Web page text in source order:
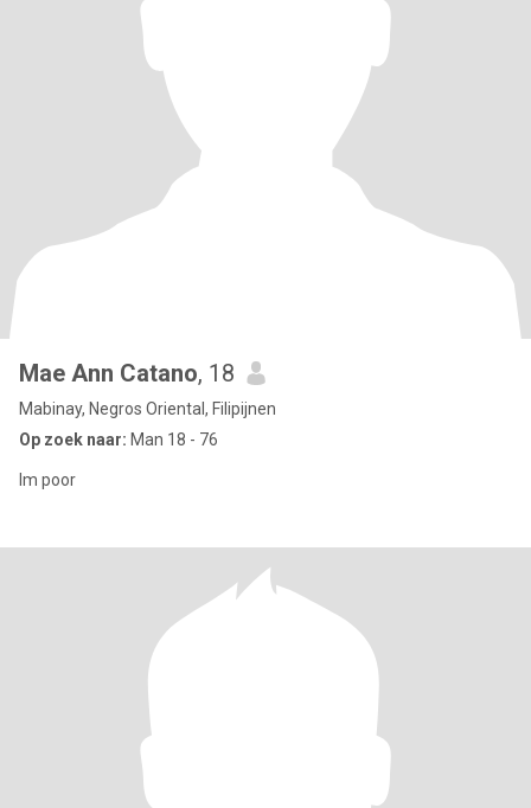
Mae Ann Catano, 18
Mabinay, Negros Oriental, Filipijnen
Op zoek naar: Man 18 - 76
Im poor